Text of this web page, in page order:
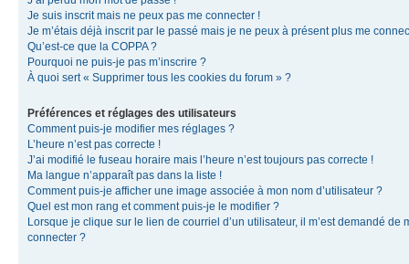
Je suis inscrit mais ne peux pas me connecter !
Je m’étais déjà inscrit par le passé mais je ne peux à présent plus me
Qu’est-ce que la COPPA ?
Pourquoi ne puis-je pas m’inscrire ?
À quoi sert « Supprimer tous les cookies du forum » ?
Préférences et réglages des utilisateurs
Comment puis-je modifier mes réglages ?
L’heure n’est pas correcte !
J’ai modifié le fuseau horaire mais l’heure n’est toujours pas correcte !
Ma langue n’apparaît pas dans la liste !
Comment puis-je afficher une image associée à mon nom d’utilisateur ?
Quel est mon rang et comment puis-je le modifier ?
Lorsque je clique sur le lien de courriel d’un utilisateur, il m’est demandé de
connecter ?